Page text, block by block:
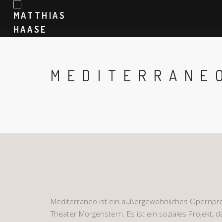
MEDITERRANEO
Mediterraneo ist ein außergewöhnliches
Theater Morgenstern. Es ist ein soziales Projekt,